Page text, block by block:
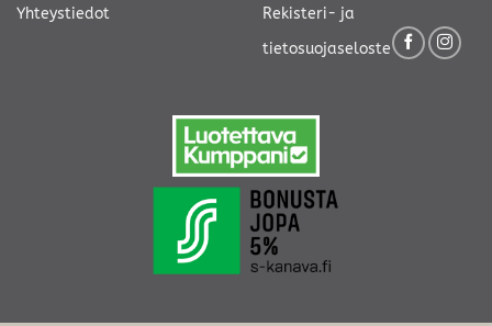
Yhteystiedot
Rekisteri- ja
tietosuojaseloste